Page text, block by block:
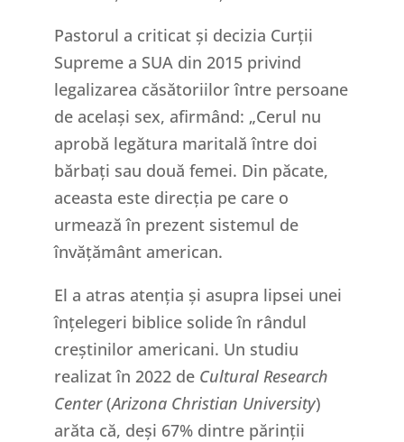
Pastorul a criticat și decizia Curții
Supreme a SUA din 2015 privind
legalizarea căsătoriilor între persoane
de același sex, afirmând: „Cerul nu
aprobă legătura maritală între doi
bărbați sau două femei. Din păcate,
aceasta este direcția pe care o
urmează în prezent sistemul de
învățământ american.
El a atras atenția și asupra lipsei unei
înțelegeri biblice solide în rândul
creștinilor americani. Un studiu
realizat în 2022 de Cultural Research
Center(Arizona Christian University)
arăta că, deși 67% dintre părinții